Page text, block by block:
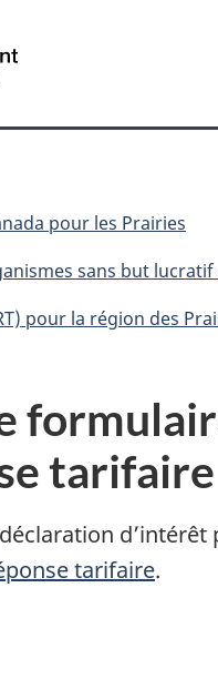
Canada
pour les Prairies
sans but
pour la région des
tarifaire
tarifaire.